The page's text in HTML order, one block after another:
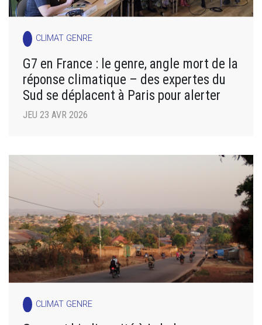
CLIMAT GENRE
G7 en France : le genre, angle mort de la
réponse climatique – des expertes du
Sud se déplacent à Paris pour alerter
JEU 23 AVR 2026
CLIMAT GENRE